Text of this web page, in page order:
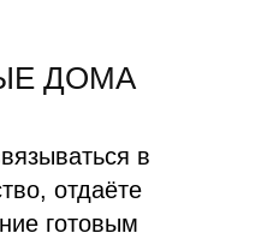
ДОМА
в
отдаёте
готовым